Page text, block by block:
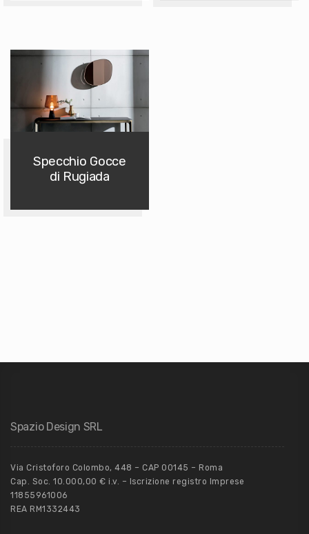
Specchio Gocce
di Rugiada
Spazio Design SRL
Via Cristoforo Colombo, 448 – CAP 00145 – Roma
Cap. Soc. 10.000,00 € i.v. – Iscrizione registro Imprese
11855961006
REA RM1332443